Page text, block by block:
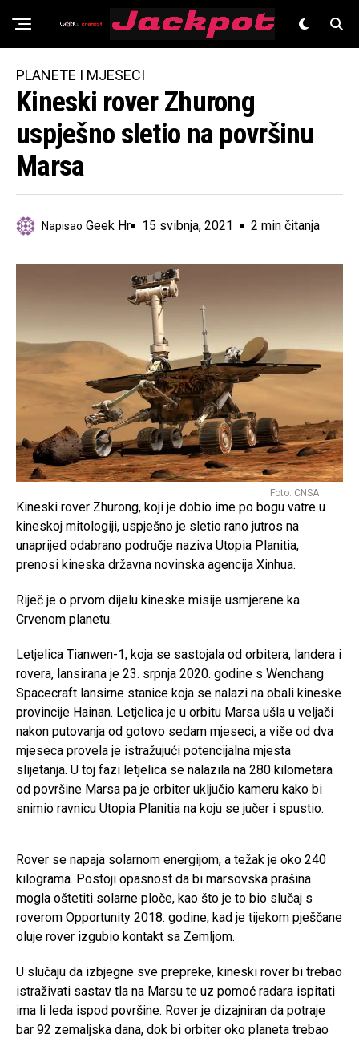
Znanost
PLANETE I MJESECI
Kineski rover Zhurong
uspješno sletio na površinu
Marsa
Napisao Geek Hr 15 svibnja, 2021 2 min čitanja
Foto: CNSA
Kineski rover Zhurong, koji je dobio ime po bogu vatre u
kineskoj mitologiji, uspješno je sletio rano jutros na
unaprijed odabrano područje naziva Utopia Planitia,
prenosi kineska državna novinska agencija Xinhua.
Riječ je o prvom dijelu kineske misije usmjerene ka
Crvenom planetu.
Letjelica Tianwen-1, koja se sastojala od orbitera, landera i
rovera, lansirana je 23. srpnja 2020. godine s Wenchang
Spacecraft lansirne stanice koja se nalazi na obali kineske
provincije Hainan. Letjelica je u orbitu Marsa ušla u veljači
nakon putovanja od gotovo sedam mjeseci, a više od dva
mjeseca provela je istražujući potencijalna mjesta
slijetanja. U toj fazi letjelica se nalazila na 280 kilometara
od površine Marsa pa je orbiter uključio kameru kako bi
snimio ravnicu Utopia Planitia na koju se jučer i spustio.
Rover se napaja solarnom energijom, a težak je oko 240
kilograma. Postoji opasnost da bi marsovska prašina
mogla oštetiti solarne ploče, kao što je to bio slučaj s
roverom Opportunity 2018. godine, kad je tijekom pješčane
oluje rover izgubio kontakt sa Zemljom.
U slučaju da izbjegne sve prepreke, kineski rover bi trebao
istraživati sastav tla na Marsu te uz pomoć radara ispitati
ima li leda ispod površine. Rover je dizajniran da potraje
bar 92 zemaljska dana, dok bi orbiter oko planeta trebao